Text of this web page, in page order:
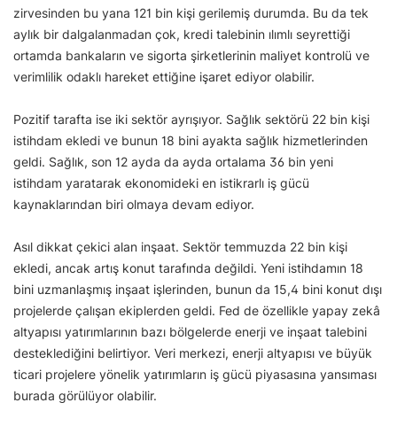
zirvesinden bu yana 121 bin kişi gerilemiş durumda. Bu da tek
aylık bir dalgalanmadan çok, kredi talebinin ılımlı seyrettiği
ortamda bankaların ve sigorta şirketlerinin maliyet kontrolü ve
verimlilik odaklı hareket ettiğine işaret ediyor olabilir.
Pozitif tarafta ise iki sektör ayrışıyor. Sağlık sektörü 22 bin kişi
istihdam ekledi ve bunun 18 bini ayakta sağlık hizmetlerinden
geldi. Sağlık, son 12 ayda da ayda ortalama 36 bin yeni
istihdam yaratarak ekonomideki en istikrarlı iş gücü
kaynaklarından biri olmaya devam ediyor.
Asıl dikkat çekici alan inşaat. Sektör temmuzda 22 bin kişi
ekledi, ancak artış konut tarafında değildi. Yeni istihdamın 18
bini uzmanlaşmış inşaat işlerinden, bunun da 15,4 bini konut dışı
projelerde çalışan ekiplerden geldi. Fed de özellikle yapay zekâ
altyapısı yatırımlarının bazı bölgelerde enerji ve inşaat talebini
desteklediğini belirtiyor. Veri merkezi, enerji altyapısı ve büyük
ticari projelere yönelik yatırımların iş gücü piyasasına yansıması
burada görülüyor olabilir.